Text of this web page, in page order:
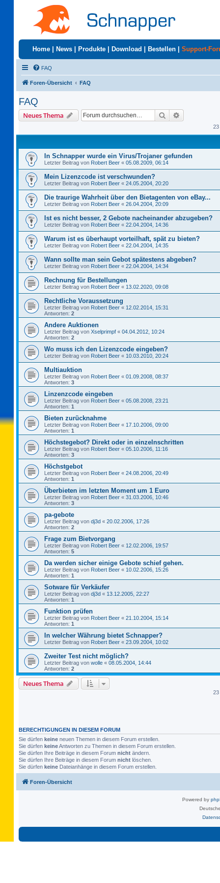
Home News Produkte Download Bestellen Support-
FAQ
Foren-Übersicht FAQ
FAQ
Neues Thema Suche
23
In Schnapper wurde ein Virus/Trojaner gefunden
Letzter Beitrag von Robert Beer « 05.08.2009, 06:14
Mein Lizenzcode ist verschwunden?
Letzter Beitrag von Robert Beer « 24.05.2004, 20:20
Die traurige Wahrheit über den Bietagenten von eBay...
Letzter Beitrag von Robert Beer « 26.04.2004, 20:09
Ist es nicht besser, 2 Gebote nacheinander abzugeben?
Letzter Beitrag von Robert Beer « 22.04.2004, 14:36
Warum ist es überhaupt vorteilhaft, spät zu bieten?
Letzter Beitrag von Robert Beer « 22.04.2004, 14:35
Wann sollte man sein Gebot spätestens abgeben?
Letzter Beitrag von Robert Beer « 22.04.2004, 14:34
Rechnung für Bestellungen
Letzter Beitrag von Robert Beer « 13.02.2020, 09:08
Rechtliche Voraussetzung
Letzter Beitrag von Robert Beer « 12.02.2014, 15:31
Antworten: 2
Andere Auktionen
Letzter Beitrag von Xselprimpf « 04.04.2012, 10:24
Antworten: 2
Wo muss ich den Lizenzcode eingeben?
Letzter Beitrag von Robert Beer « 10.03.2010, 20:24
Multiauktion
Letzter Beitrag von Robert Beer « 01.09.2008, 08:37
Antworten: 3
Linzenzcode eingeben
Letzter Beitrag von Robert Beer « 05.08.2008, 23:21
Antworten: 1
Bieten zurücknahme
Letzter Beitrag von Robert Beer « 17.10.2006, 09:00
Antworten: 1
Höchstegebot? Direkt oder in einzelnschritten
Letzter Beitrag von Robert Beer « 05.10.2006, 11:16
Antworten: 3
Höchstgebot
Letzter Beitrag von Robert Beer « 24.08.2006, 20:49
Antworten: 1
Überbieten im letzten Moment um 1 Euro
Letzter Beitrag von Robert Beer « 31.03.2006, 10:46
Antworten: 3
pa-gebote
Letzter Beitrag von dj3d « 20.02.2006, 17:26
Antworten: 2
Frage zum Bietvorgang
Letzter Beitrag von Robert Beer « 12.02.2006, 19:57
Antworten: 5
Da werden sicher einige Gebote schief gehen.
Letzter Beitrag von Robert Beer « 10.02.2006, 15:26
Antworten: 1
Sotware für Verkäufer
Letzter Beitrag von dj3d « 13.12.2005, 22:27
Antworten: 1
Funktion prüfen
Letzter Beitrag von Robert Beer « 21.10.2004, 15:14
Antworten: 1
In welcher Währung bietet Schnapper?
Letzter Beitrag von Robert Beer « 23.09.2004, 10:02
Zweiter Test nicht möglich?
Letzter Beitrag von wolle « 08.05.2004, 14:44
Antworten: 2
Neues Thema
23
BERECHTIGUNGEN IN DIESEM FORUM
Sie dürfen keine neuen Themen in diesem Forum erstellen.
Sie dürfen keineAntworten zu Themen in diesem Forum erstellen.
Sie dürfen Ihre Beiträge in diesem Forum nicht ändern.
Sie dürfen Ihre Beiträge in diesem Forum nicht löschen.
Sie dürfen keine Dateianhänge in diesem Forum erstellen.
Foren-Übersicht
Powered by